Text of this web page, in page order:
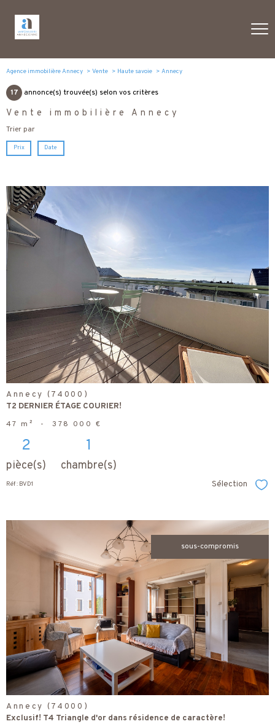
Agence immobilière Annecy Vente Haute savoie Annecy
17 annonce(s) trouvée(s) selon vos critères
Vente immobilière Annecy
Trier par
Prix Date
voir le
bien
Annecy (74000)
T2 DERNIER ÉTAGE COURIER!
47 m² - 378 000 €
2
pièce(s)
1
chambre(s)
Réf : BVD1 Sélection
sous-compromis
voir le
bien
Annecy (74000)
Exclusif! T4 Triangle d'or dans résidence de caractère!